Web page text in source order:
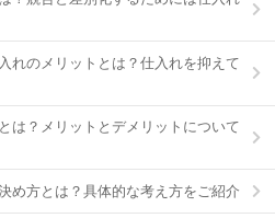
れのメリットとは？仕入れを抑えて
は？メリットとデメリットについて
め方とは？具体的な考え方をご紹介